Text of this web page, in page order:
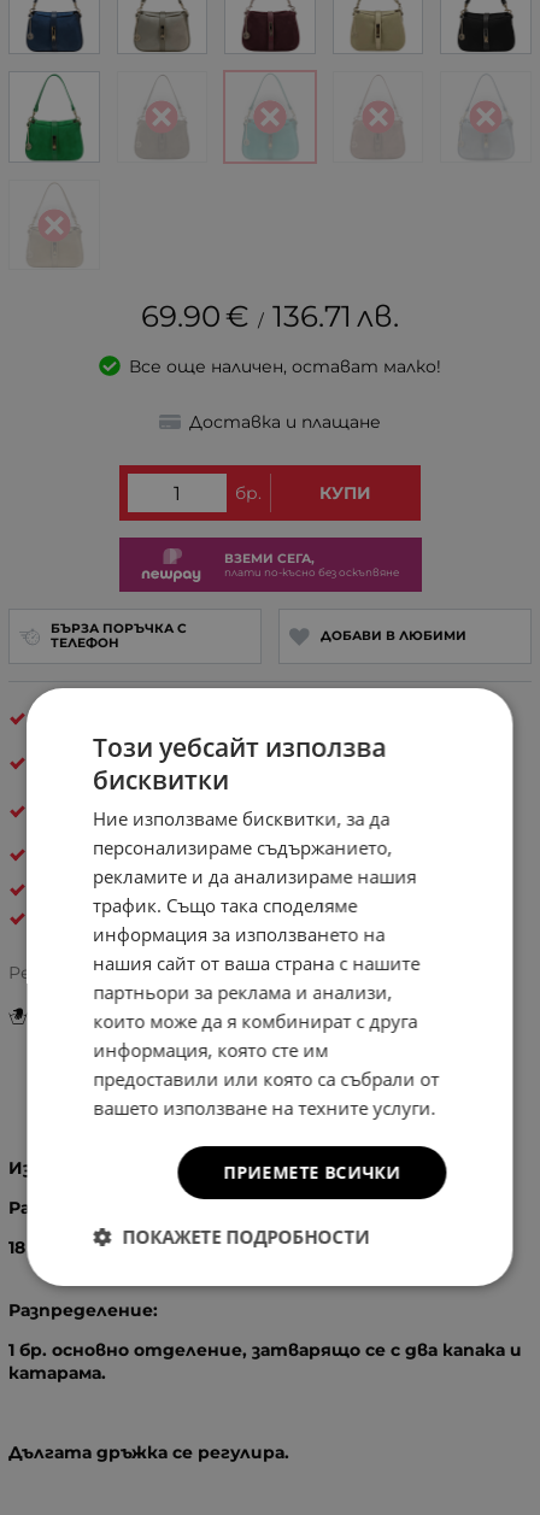
69.90€ / 136.71 лв.
Все още наличен, остават малко!
Доставка и плащане
Инструкции за грижа и поддръжка
бр. КУПИ
ВЗЕМИ СЕГА,
плати по-късно без оскъпвяне
БЪРЗА ПОРЪЧКА С
ТЕЛЕФОН
ДОБАВИ В ЛЮБИМИ
40 000+щастливи клиента – и ти си
следвщият!
твоето
Естествена кожа
ДАМСКИ ЧАНТИ ОТ ЕСТЕСТВЕНА КОЖА
Pelletteria Italia
Рейтинг:
Информация
Изработка
: 100% - Естествен велур и кожа
Размери
18
X7 см.
Разпределение:
1 бр. основно отделение, затварящо се с два капака и
катарама.
Дългата дръжка се регулира.
Този уебсайт използва
бисквитки
Ние използваме бисквитки, за да
персонализираме съдържанието,
рекламите и да анализираме нашия
трафик. Също така споделяме
информация за използването на
нашия сайт от ваша страна с нашите
партньори за реклама и анализи,
които може да я комбинират с друга
информация, която сте им
предоставили или която са събрали от
вашето използване на техните услуги.
ПРИЕМЕТЕ ВСИЧКИ
ПОКАЖЕТЕ ПОДРОБНОСТИ